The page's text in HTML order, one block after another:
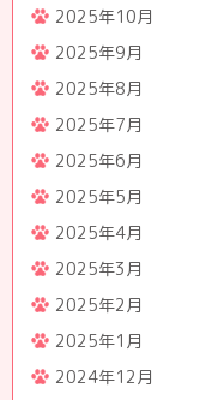
2025年10月
2025年9月
2025年8月
2025年7月
2025年6月
2025年5月
2025年4月
2025年3月
2025年2月
2025年1月
2024年12月